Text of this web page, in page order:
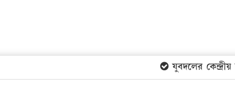
যুবদলের কেন্দ্রীয়